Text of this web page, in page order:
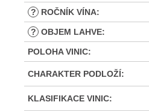
? ROČNÍK VÍNA:
? OBJEM LAHVE:
POLOHA VINIC:
CHARAKTER PODLOŽÍ:
KLASIFIKACE VINIC: